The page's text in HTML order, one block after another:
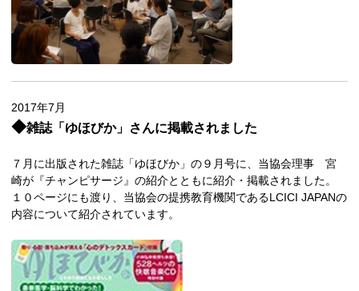
2017年7月
◆雑誌「ゆほびか」さんに掲載されました
７月に出版された雑誌「ゆほびか」の９月号に、当協会理事 宮
崎が『チャンピサージ』の紹介とともに紹介・掲載されました。
１０ページにも渡り、当協会の提携教育機関であるLCICI JAPANの
内容について紹介されています。